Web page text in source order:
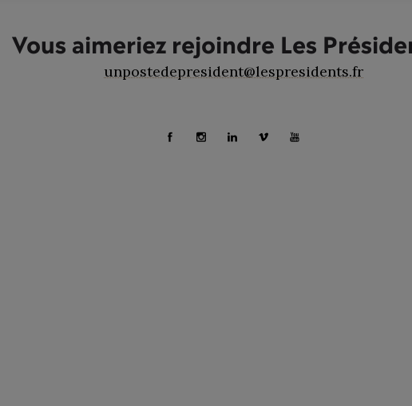
Vous aimeriez rejoindre Les
unpostedepresident@lespresidents.fr